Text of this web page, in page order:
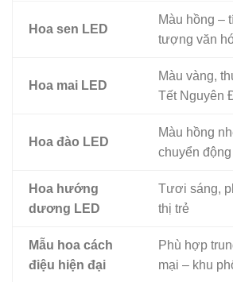
Hoa sen LED
Màu hồng –
tượng văn
Hoa mai LED
Màu vàng,
Tết Nguyên
Hoa đào LED
Màu hồng
chuyển
Hoa hướng
dương LED
Tươi sáng,
thị trẻ
Mẫu hoa cách
điệu hiện đại
Phù hợp
mại – khu